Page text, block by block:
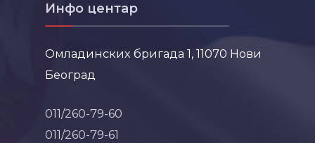
Инфо центар
Омладинских бригада 1, 11070 Нови
Београд
011/260-79-60
011/260-79-61